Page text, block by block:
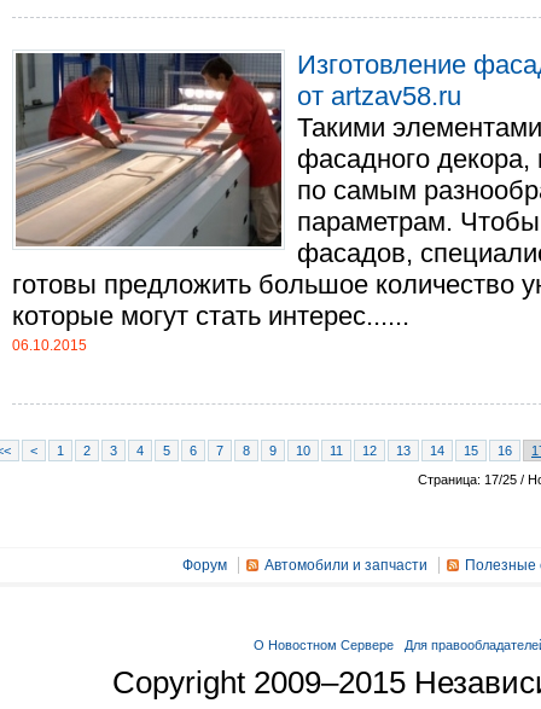
Изготовление
от artzav58.ru
Такими
фасадного декора,
по самым
параметрам.
фасадов,
готовы предложить большое количество
которые могут стать интерес......
06.10.2015
< 1 2 3 4 5 6 7 8 9 10 11 12 13 14 15 16
Страница: 17/25 /
Форум Автомобили и запчасти Полезные
О Новостном Сервере Для
Copyright 2009–2015